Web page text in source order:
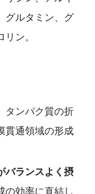
グルタミン、グ
ン。
タンパク質の折
貫通領域の形成
バランスよく摂
の効率に直結し